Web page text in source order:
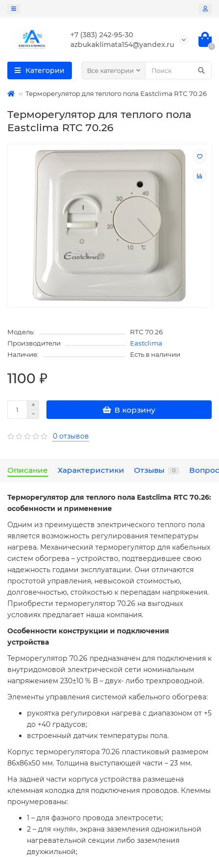
+7 (383) 242-95-30
azbukaklimata154@yandex.ru
0
Категории Все категории
Терморегулятор для теплого пола Eastclima RTC 70.26
Терморегулятор для теплого пола
Eastclima RTC 70.26
Модель:
RTC 70.26
Производители
Eastclima
Наличие:
Есть в наличии
1100 ₽
В корзину
0 отзывов
Описание Характеристики Отзывы 0
Терморегулятор для теплого пола Eastclima RTC 70.26:
особенности и применение
Одним из преимуществ электрического теплого пола
является возможность регулирования температуры
нагрева. Механический терморегулятор для кабельных
систем обогрева – устройство, подтвердившее свою
надежность годами эксплуатации. Они отличаются
простотой управления, невысокой стоимостью,
долговечностью, стойкостью к перепадам напряжения.
Приобрести терморегулятор 70.26 на выгодных
условиях предлагает наша компания.
Особенности конструкции и подключения
устройства
Терморегулятор 70.26 предназначен для подключения к
внутридомовой электрической сети номинальным
напряжением 230±10 % В – двух- либо трехпроводной.
Элементы управления системой кабельного обогрева:
рукоятка регулировки нагрева с диапазоном от +5
до +40 градусов;
встроенный датчик температуры пола.
Корпус терморегулятора 70.26 пластиковый размером
86х86х50 мм. Толщина выступающей части – 23 мм.
На задней части корпуса устройства размещена
клеммная колодка для подключения проводов. Клеммы
пронумерованы:
1 – для фазного провода электросети;
2 – для «нуля», экрана заземления одножильной
нагревательной секции либо заземления
двухжильной;